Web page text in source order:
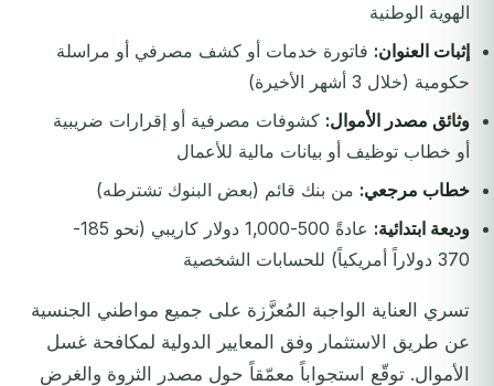
الهوية الوطنية
إثبات العنوان: فاتورة خدمات أو كشف مصرفي أو مراسلة
حكومية (خلال 3 أشهر الأخيرة)
وثائق مصدر الأموال: كشوفات مصرفية أو إقرارات ضريبية
أو خطاب توظيف أو بيانات مالية للأعمال
خطاب مرجعي: من بنك قائم (بعض البنوك تشترطه)
وديعة ابتدائية:
عادةً 500-1,000 دولار كاريبي (نحو 185-
370 دولاراً أمريكياً) للحسابات الشخصية
تسري العناية الواجبة المُعزَّزة على جميع مواطني الجنسية
عن طريق الاستثمار وفق المعايير الدولية لمكافحة غسل
الأموال. توقّع استجواباً معمّقاً حول مصدر الثروة والغرض